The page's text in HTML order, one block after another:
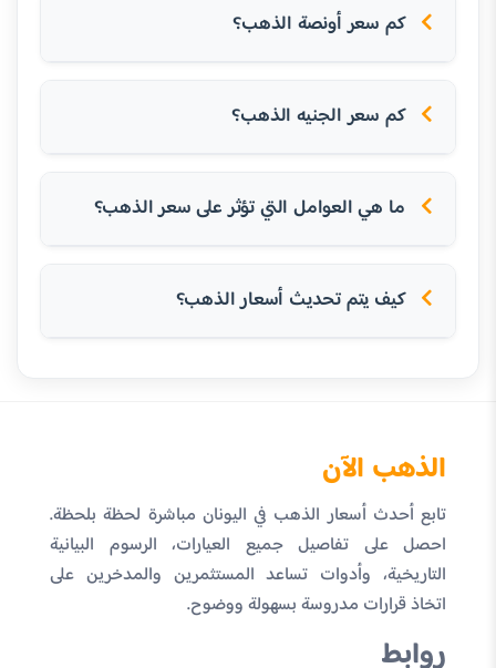
كم سعر أونصة الذهب؟
كم سعر الجنيه الذهب؟
ما هي العوامل التي تؤثر على سعر الذهب؟
كيف يتم تحديث أسعار الذهب؟
الذهب الآن
تابع أحدث أسعار الذهب في اليونان مباشرة لحظة بلحظة.
احصل على تفاصيل جميع العيارات، الرسوم البيانية
التاريخية، وأدوات تساعد المستثمرين والمدخرين على
اتخاذ قرارات مدروسة بسهولة ووضوح.
روابط